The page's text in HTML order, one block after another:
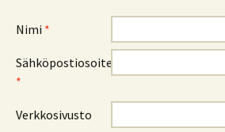
Nimi *
Sähköpostiosoite
*
Verkkosivusto